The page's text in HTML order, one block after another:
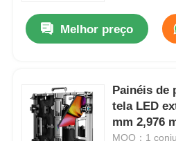
Espetáculo VR
Visita à Fábrica
Melhor preço
Painéis de
tela LED
mm 2,976
MOQ：1